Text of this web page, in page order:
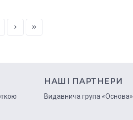
НАШІ ПАРТНЕРИ
Видавнича група «Основа»